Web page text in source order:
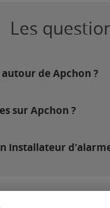
Les
de Apchon ?
sur Apchon ?
installateur